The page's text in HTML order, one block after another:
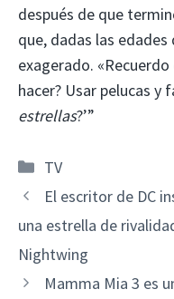
después de que
que, dadas las
exagerado.
hacer? Usar pelucas y
estrellas?’”
Categorías
TV
El escritor de DC
una estrella de
Nightwing
Mamma Mia 3 es